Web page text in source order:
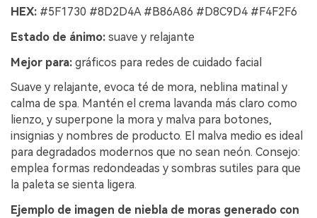
HEX: #5F1730 #8D2D4A #B86A86 #D8C9D4 #F4F2F6
Estado de ánimo: suave y relajante
Mejor para: gráficos para redes de cuidado facial
Suave y relajante, evoca té de mora, neblina matinal y
calma de spa. Mantén el crema lavanda más claro como
lienzo, y superpone la mora y malva para botones,
insignias y nombres de producto. El malva medio es ideal
para degradados modernos que no sean neón. Consejo:
emplea formas redondeadas y sombras sutiles para que
la paleta se sienta ligera.
Ejemplo de imagen de niebla de moras generado con